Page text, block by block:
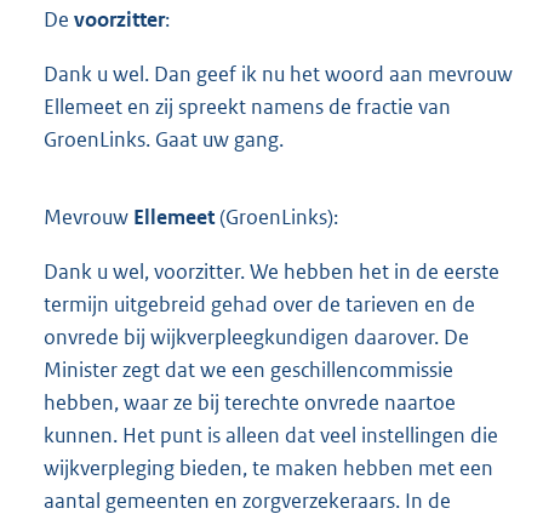
De voorzitter:
Dank u wel. Dan geef ik nu het woord aan mevrouw
Ellemeet en zij spreekt namens de fractie van
GroenLinks. Gaat uw gang.
Mevrouw Ellemeet(GroenLinks):
Dank u wel, voorzitter. We hebben het in de eerste
termijn uitgebreid gehad over de tarieven en de
onvrede bij wijkverpleegkundigen daarover. De
Minister zegt dat we een geschillencommissie
hebben, waar ze bij terechte onvrede naartoe
kunnen. Het punt is alleen dat veel instellingen die
wijkverpleging bieden, te maken hebben met een
aantal gemeenten en zorgverzekeraars. In de